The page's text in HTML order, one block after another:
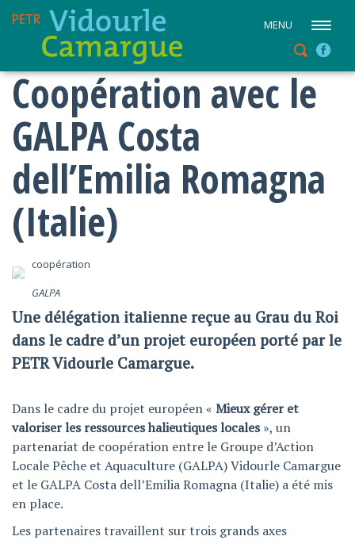
MENU
Coopération avec le
GALPA Costa
dell’Emilia Romagna
(Italie)
coopération
GALPA
Une délégation italienne reçue au Grau du Roi
dans le cadre d’un projet européen porté par le
PETR Vidourle Camargue.
Dans le cadre du projet européen « Mieux gérer et
valoriser les ressources halieutiques locales», un
partenariat de coopération entre le Groupe d’Action
Locale Pêche et Aquaculture (GALPA) Vidourle Camargue
et le GALPA Costa dell’Emilia Romagna (Italie) a été mis
en place.
Les partenaires travaillent sur trois grands axes